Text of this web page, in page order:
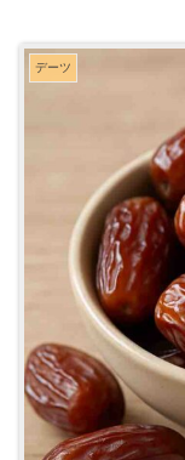
デーツ